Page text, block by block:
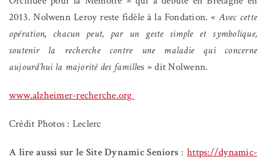
2013. Nolwenn Leroy reste fidèle à la Fondation. «Avec cette
opération, chacun peut, par un geste simple et symbolique,
soutenir la recherche contre une maladie qui concerne
aujourd’hui la majorité des familles » dit Nolwenn.
www.alzheimer-recherche.org
Crédit Photos : Leclerc
A lire aussi sur le Site Dynamic Seniors :https://dynamic-